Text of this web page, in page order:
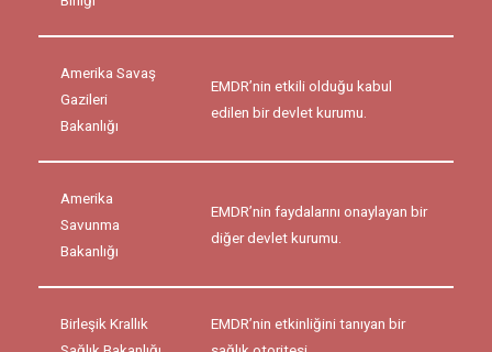
Amerika Savaş
Gazileri
Bakanlığı
EMDR’nin etkili olduğu kabul
edilen bir devlet kurumu.
Amerika
Savunma
Bakanlığı
EMDR’nin faydalarını onaylayan bir
diğer devlet kurumu.
Birleşik Krallık
EMDR’nin etkinliğini tanıyan bir